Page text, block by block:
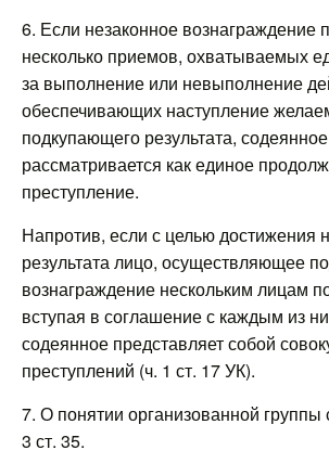
6. Если незаконное вознаграждение
несколько приемов, охватываемых
за выполнение или невыполнение
обеспечивающих наступление
подкупающего результата, содеянное
рассматривается как единое
преступление.
Напротив, если с целью достижения
результата лицо, осуществляющее
вознаграждение нескольким лицам
вступая в соглашение с каждым из
содеянное представляет собой
преступлений (ч. 1 ст. 17 УК).
7. О понятии организованной группы
3 ст. 35.